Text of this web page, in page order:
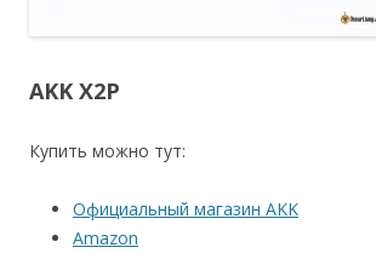
AKK X2P
Купить можно тут:
Официальный магазин AKK
Amazon